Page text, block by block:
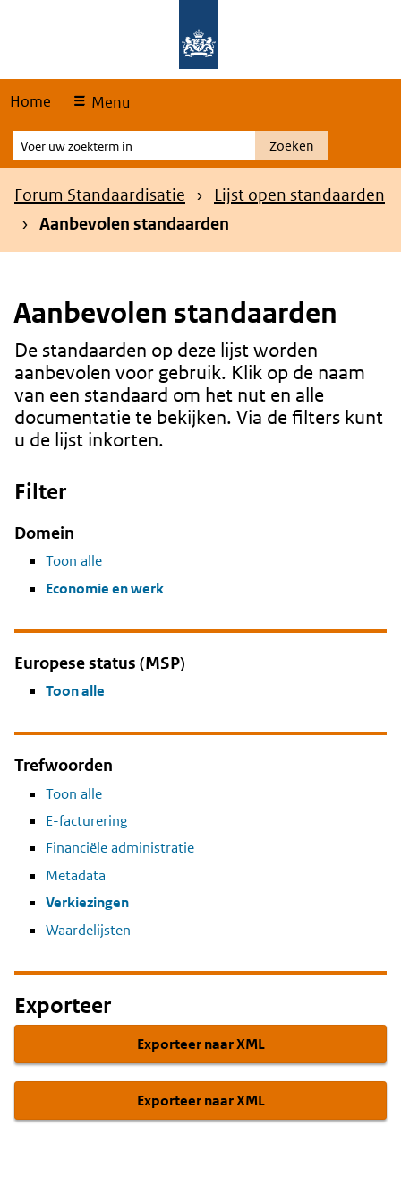
Home Menu
Voer
uw
zoekterm
Zoeken
Kruimelpad
Forum Standaardisatie
Lijst open standaarden
Aanbevolen standaarden
Aanbevolen standaarden
Content
De standaarden op deze lijst worden
aanbevolen voor gebruik. Klik op de naam
van een standaard om het nut en alle
documentatie te bekijken. Via de filters kunt
u de lijst inkorten.
Filter
Domein
Toon alle
Economie en werk
Europese status (MSP)
Toon alle
Trefwoorden
Toon alle
E-facturering
Financiële administratie
Metadata
Verkiezingen
Waardelijsten
Exporteer
Exporteer naar XML
Exporteer naar XML